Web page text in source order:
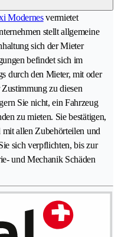
Modernesvermietet
stellt allgemeine
sich der Mieter
befindet sich im
durch den Mieter, mit oder
zu diesen
Sie nicht, ein Fahrzeug
zu mieten. Sie bestätigen,
mit allen Zubehörteilen und
sich verpflichten, bis zur
und Mechanik Schäden